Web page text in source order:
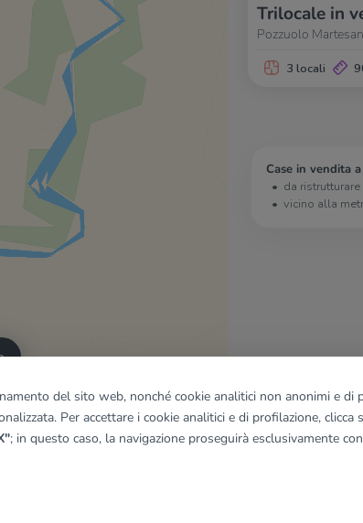
Trilocale in
Pozzuolo
3 locali
Case in vendita
da ristrutturare
vicino alla
del sito web, nonché cookie analitici non anonimi e
Per accettare i cookie analitici e di profilazione, clicca
; in questo caso, la navigazione proseguirà esclusivamente